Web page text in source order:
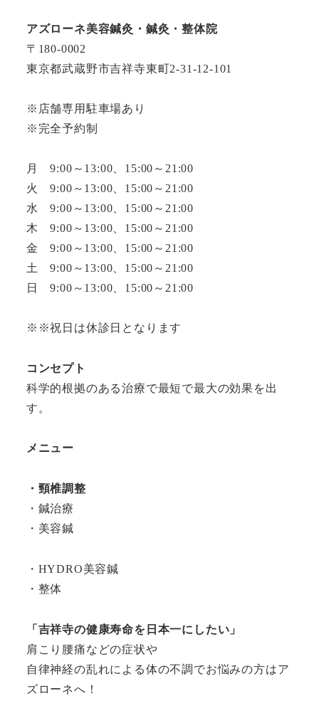
アズローネ美容鍼灸・鍼灸・整体院
〒180-0002
東京都武蔵野市吉祥寺東町2-31-12-101
※店舗専用駐車場あり
※完全予約制
月 9:00～13:00、15:00～21:00
火 9:00～13:00、15:00～21:00
水 9:00～13:00、15:00～21:00
木 9:00～13:00、15:00～21:00
金 9:00～13:00、15:00～21:00
土 9:00～13:00、15:00～21:00
日 9:00～13:00、15:00～21:00
※※祝日は休診日となります
コンセプト
科学的根拠のある治療で最短で最大の効果を出
す。
メニュー
・頸椎調整
・鍼治療
・美容鍼
・HYDRO美容鍼
・整体
「吉祥寺の健康寿命を日本一にしたい」
肩こり腰痛などの症状や
自律神経の乱れによる体の不調でお悩みの方はア
ズローネへ！